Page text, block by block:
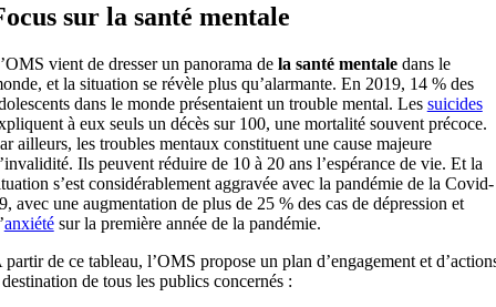
sur la santé mentale
vient de dresser un panorama de la santé mentaledans le
et la situation se révèle plus qu’alarmante. En 2019, 14 % des
dans le monde présentaient un trouble mental. Les suicides
à eux seuls un décès sur 100, une mortalité souvent précoce.
ailleurs, les troubles mentaux constituent une cause majeure
Ils peuvent réduire de 10 à 20 ans l’espérance de vie. Et la
s’est considérablement aggravée avec la pandémie de la Covid-
avec une augmentation de plus de 25 % des cas de dépression et
anxiétésur la première année de la pandémie.
partir de ce tableau, l’OMS propose un plan d’engagement et
de tous les publics concernés :